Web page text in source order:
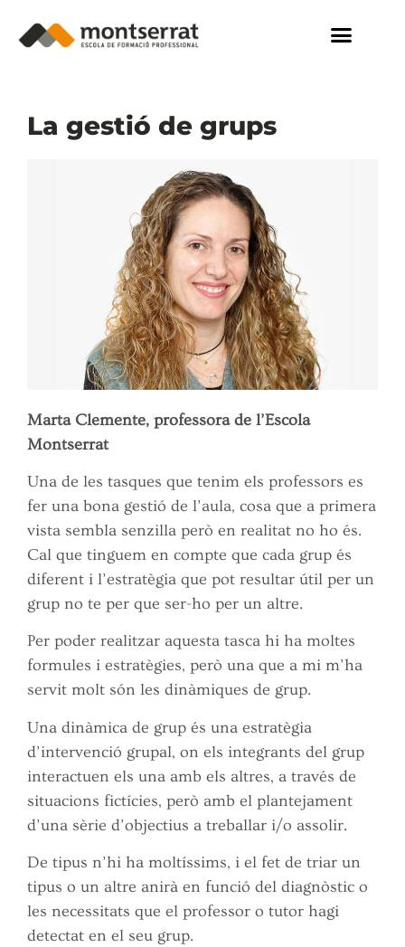
La gestió de grups
Marta Clemente, professora de l’Escola
Montserrat
Una de les tasques que tenim els professors es
fer una bona gestió de l’aula, cosa que a primera
vista sembla senzilla però en realitat no ho és.
Cal que tinguem en compte que cada grup és
diferent i l’estratègia que pot resultar útil per un
grup no te per que ser-ho per un altre.
Per poder realitzar aquesta tasca hi ha moltes
formules i estratègies, però una que a mi m’ha
servit molt són les dinàmiques de grup.
Una dinàmica de grup és una estratègia
d’intervenció grupal, on els integrants del grup
interactuen els una amb els altres, a través de
situacions fictícies, però amb el plantejament
d’una sèrie d’objectius a treballar i/o assolir.
De tipus n’hi ha moltíssims, i el fet de triar un
tipus o un altre anirà en funció del diagnòstic o
les necessitats que el professor o tutor hagi
detectat en el seu grup.